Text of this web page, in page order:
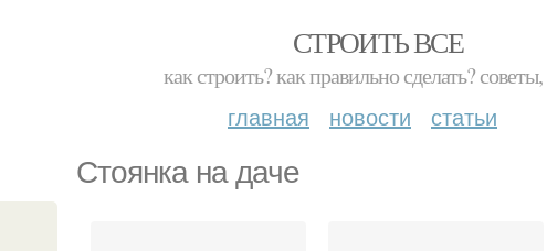
СТРОИТЬ ВСЕ
как строить? как правильно сделать?
главная новости статьи
Стоянка на даче